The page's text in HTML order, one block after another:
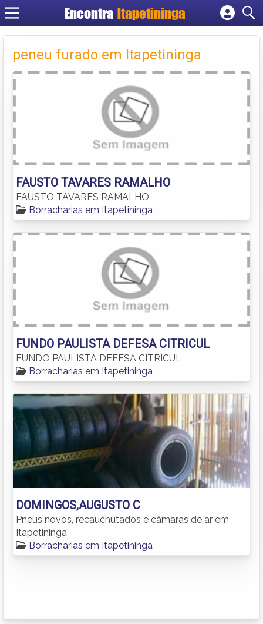
Encontra Itapetininga
Cadastrar empresa
Criar conta
peneu furado em Itapetininga
FAUSTO TAVARES RAMALHO
FAUSTO TAVARES RAMALHO
Borracharias em Itapetininga
FUNDO PAULISTA DEFESA CITRICUL
FUNDO PAULISTA DEFESA CITRICUL
Borracharias em Itapetininga
DOMINGOS,AUGUSTO C
Pneus novos, recauchutados e câmaras de ar em
Itapetininga
Borracharias em Itapetininga